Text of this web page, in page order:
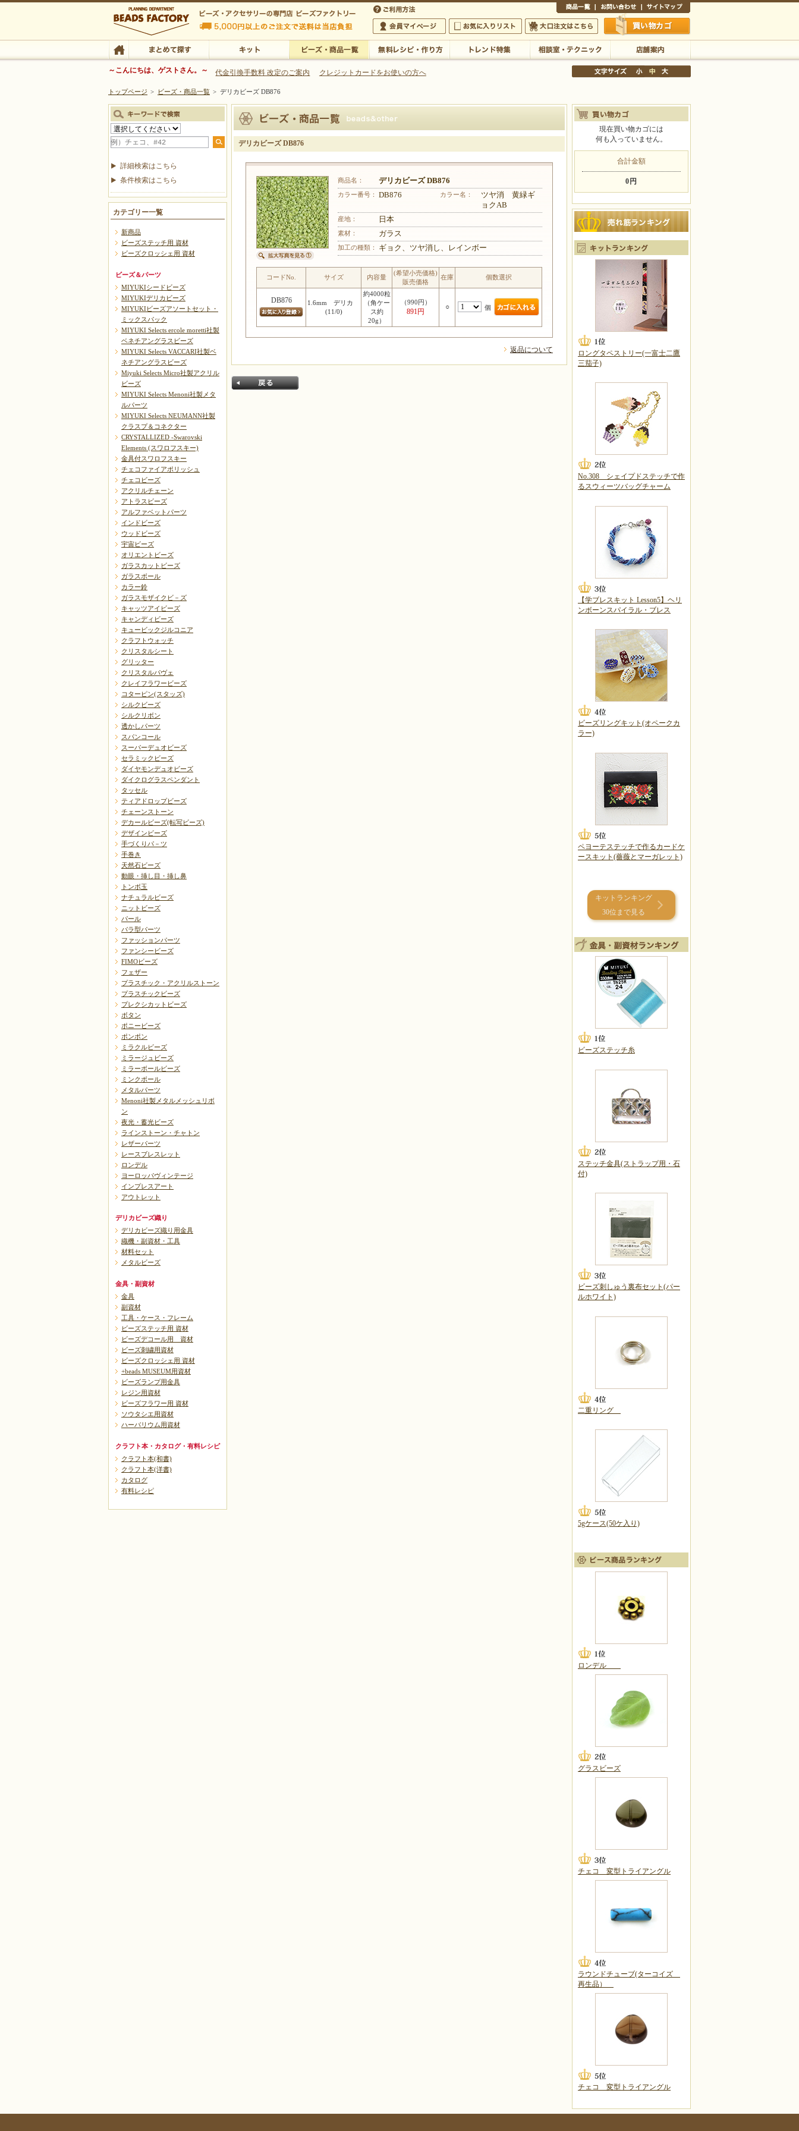
ビーズファクトリー ビーズ・パーツ・金具など・アクセサリーの専門店
ビーズ・アクセサリーの専門店 ビーズファクトリー 5,000円以上のご注文で送料は当店が負担いたします
ビーズ・アクセサリーの専門店 ビーズファクトリー 5,000円以上のご注文で送料は当店が負担いたします
会員マイページ
お気に入りリスト 大口注文はこちら 買い物かご
TOP まとめて探す 店舗案内
～こんにちは、ゲストさん。～ 代金引換手数料 改定のご案内 クレジットカードをお使いの方へ
トップページ > ビーズ・商品一覧 > デリカビーズ DB876
デリカビーズ DB876
商品名： デリカビーズ DB876
カラー番号： DB876 カラー名：
ツヤ消 黄緑ギ
ョクAB
産地： 日本
素材： ガラス
加工の種類： ギョク、ツヤ消し、レインボー
コードNo. サイズ 内容量
(希望小売価格)
販売価格
在庫 個数選択
DB876
1.6mm デリカ
(11/0)
約4000粒
（角ケー
ス約
20g）
（990円）
891円
○ 個
返品について
詳細検索はこちら
条件検索はこちら
カテゴリー一覧
新商品
ビーズステッチ用 資材
ビーズクロッシェ用 資材
ビーズ＆パーツ
MIYUKIシードビーズ
MIYUKIデリカビーズ
MIYUKIビーズアソートセット・
ミックスパック
MIYUKI Selects ercole moretti社製
ベネチアングラスビーズ
MIYUKI Selects VACCARI社製ベ
ネチアングラスビーズ
Miyuki Selects Micro社製アクリル
ビーズ
MIYUKI Selects Menoni社製メタ
ルパーツ
MIYUKI Selects NEUMANN社製
クラスプ＆コネクター
CRYSTALLIZED -Swarovski
Elements (スワロフスキー)
金具付スワロフスキー
チェコファイアポリッシュ
チェコビーズ
アクリルチェーン
アトラスビーズ
アルファベットパーツ
インドビーズ
ウッドビーズ
宇宙ビーズ
オリエントビーズ
ガラスカットビーズ
ガラスボール
カラー鈴
ガラスモザイクビ－ズ
キャッツアイビーズ
キャンディビーズ
キュービックジルコニア
クラフトウォッチ
クリスタルシート
グリッター
クリスタルパヴェ
クレイフラワービーズ
コターピン(スタッズ)
シルクビーズ
シルクリボン
透かしパーツ
スパンコール
スーパーデュオビーズ
セラミックビーズ
ダイヤモンデュオビーズ
ダイクログラスペンダント
タッセル
ティアドロップビーズ
チェーンストーン
デカールビーズ(転写ビーズ)
デザインビーズ
手づくりパ－ツ
手巻き
天然石ビーズ
動眼・挿し目・挿し鼻
トンボ玉
ナチュラルビーズ
ニットビーズ
パール
バラ型パーツ
ファッションパーツ
ファンシービーズ
FIMOビーズ
フェザー
プラスチック・アクリルストーン
プラスチックビーズ
プレクシカットビーズ
ボタン
ポニービーズ
ポンポン
ミラクルビーズ
ミラージュビーズ
ミラーボールビーズ
ミンクボール
メタルパーツ
Menoni社製メタルメッシュリボ
ン
夜光・蓄光ビーズ
ラインストーン・チャトン
レザーパーツ
レースブレスレット
ロンデル
ヨーロッパヴィンテージ
インプレスアート
アウトレット
デリカビーズ織り
デリカビーズ織り用金具
織機・副資材・工具
材料セット
メタルビーズ
金具・副資材
金具
副資材
工具・ケース・フレーム
ビーズステッチ用 資材
ビーズデコール用 資材
ビーズ刺繍用資材
ビーズクロッシェ用 資材
+beads MUSEUM用資材
ビーズランプ用金具
レジン用資材
ビーズフラワー用 資材
ソウタシエ用資材
ハーバリウム用資材
クラフト本・カタログ・有料レシピ
クラフト本(和書)
クラフト本(洋書)
カタログ
有料レシピ
現在買い物カゴには
何も入っていません。
合計金額
0円
ロングタペストリー(一富士二鷹
三茄子)
No.308 シェイプドステッチで作
るスウィーツバッグチャーム
【学ブレスキット Lesson5】ヘリ
ンボーンスパイラル・ブレス
ビーズリングキット(オペークカ
ラー)
ペヨーテステッチで作るカードケ
ースキット(薔薇とマーガレット)
キットランキング
30位まで見る
ビーズステッチ糸
ステッチ金具(ストラップ用・石
付)
ビーズ刺しゅう裏布セット(パー
ルホワイト)
二重リング
5gケース(50ケ入り)
ロンデル
グラスビーズ
チェコ 変型トライアングル
ラウンドチューブ(ターコイズ
再生品）
チェコ 変型トライアングル